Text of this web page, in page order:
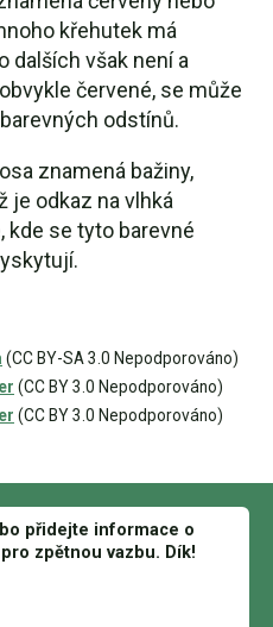
křehutek má
dalších však není a
červené, se může
odstínů.
znamená bažiny,
je odkaz na vlhká
kde se tyto barevné
(CC BY-SA 3.0 Nepodporováno)
(CC BY 3.0 Nepodporováno)
(CC BY 3.0 Nepodporováno)